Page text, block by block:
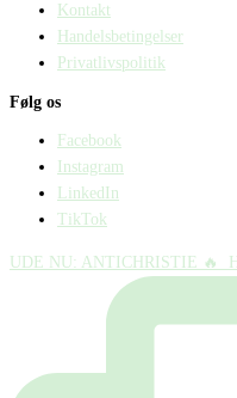
Kontakt
Handelsbetingelser
Privatlivspolitik
Følg os
Facebook
Instagram
LinkedIn
TikTok
UDE NU: ANTICHRISTIE 🔥⁠